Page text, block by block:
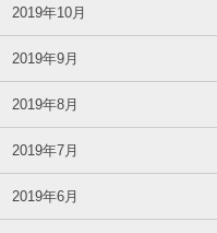
2019年10月
2019年9月
2019年8月
2019年7月
2019年6月